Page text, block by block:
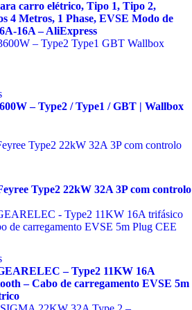
carro elétrico, Tipo 1, Tipo 2,
4 Metros, 1 Phase, EVSE Modo de
16A – AliExpress
– Type2 / Type1 / GBT | Wallbox
Type2 22kW 32A 3P com controlo
– Type2 11KW 16A
– Cabo de carregamento EVSE 5m